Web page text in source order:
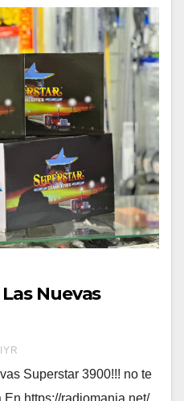
Nuevas
Superstar 3900!!! no te
https://radiomania.net/